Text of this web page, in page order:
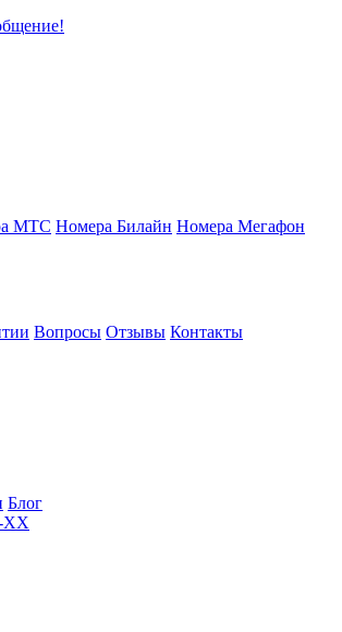
МТС Номера Билайн Номера Мегафон
Вопросы Отзывы Контакты
Блог
XX